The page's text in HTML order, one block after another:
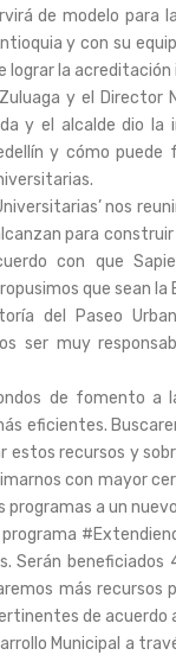
de modelo para
y con su
lograr la
y el Director
y el alcalde dio
y cómo
nos
para
con que
que sean
del Paseo
ser muy
de fomento a
eficientes.
estos recursos y
con mayor
programas a un
Serán
más
de acuerdo
Municipal a